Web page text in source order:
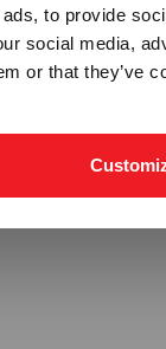
to provide
social media,
or that they’ve